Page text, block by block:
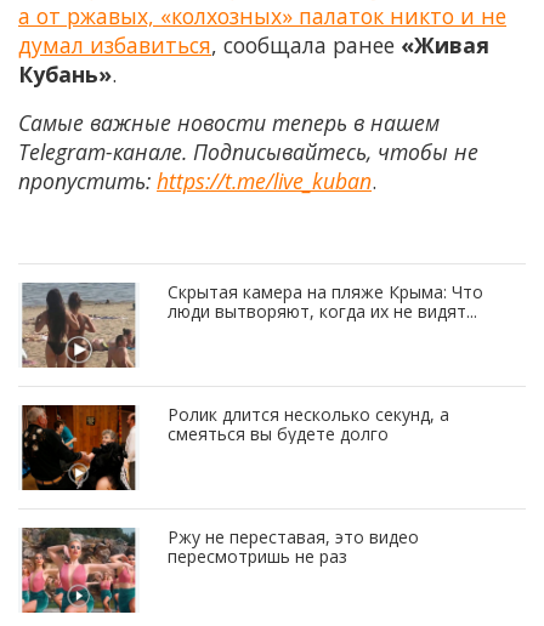
а от ржавых, «колхозных» палаток никто и не
думал избавиться, сообщала ранее «Живая
Кубань».
Самые важные новости теперь в нашем
Telegram-канале. Подписывайтесь, чтобы не
пропустить: https://t.me/live_kuban.
Скрытая камера на пляже Крыма: Что
люди вытворяют, когда их не видят...
Ролик длится несколько секунд, а
смеяться вы будете долго
Ржу не переставая, это видео
пересмотришь не раз